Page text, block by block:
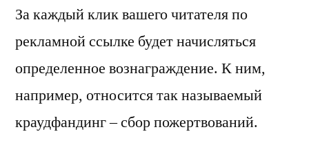
За каждый клик вашего читателя по
рекламной ссылке будет начисляться
определенное вознаграждение. К ним,
например, относится так называемый
краудфандинг – сбор пожертвований.